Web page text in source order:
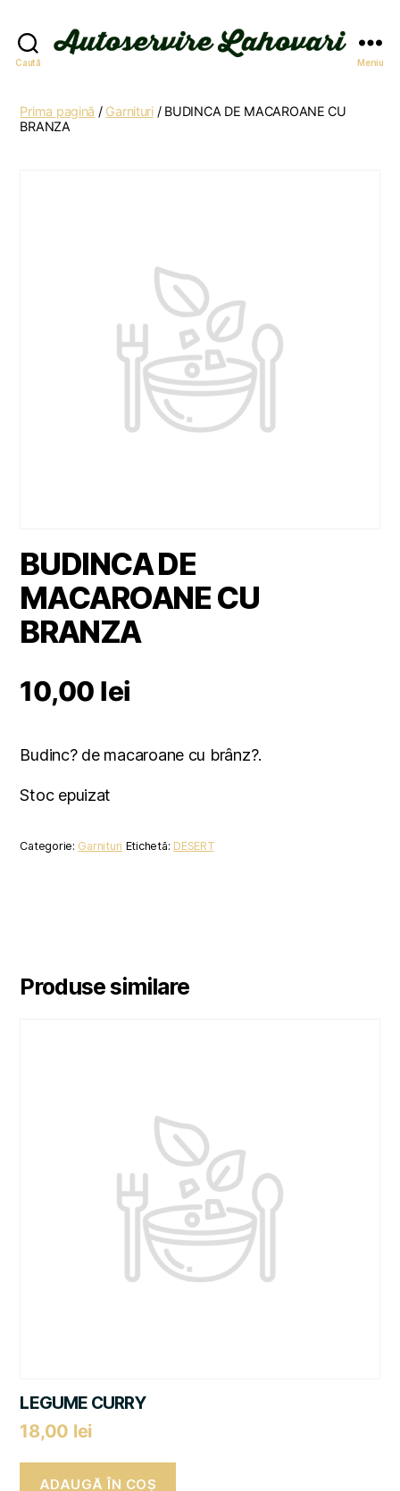
Caută Meniu
Prima pagină / Garnituri/ BUDINCA DE MACAROANE CU
BRANZA
BUDINCA DE
MACAROANE CU
BRANZA
10,00 lei
Budinc? de macaroane cu brânz?.
Stoc epuizat
Categorie: Garnituri Etichetă: DESERT
Produse similare
LEGUME CURRY
18,00 lei
ADAUGĂ ÎN COȘ